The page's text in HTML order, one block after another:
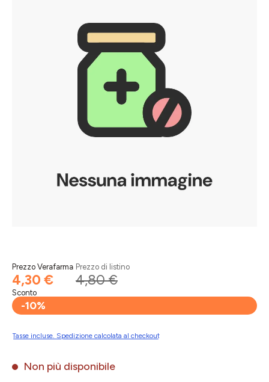
Prezzo Verafarma
4,30 €
Prezzo di listino
4,80 €
Sconto
-10%
Tasse incluse. Spedizione calcolata al checkout
Non più disponibile